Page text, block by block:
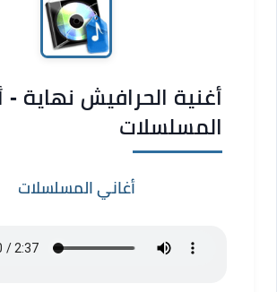
أغنية الحرافيش نهاية -
المسلسلات
أغاني المسلسلات